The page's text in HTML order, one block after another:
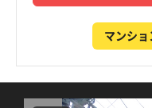
マンシ